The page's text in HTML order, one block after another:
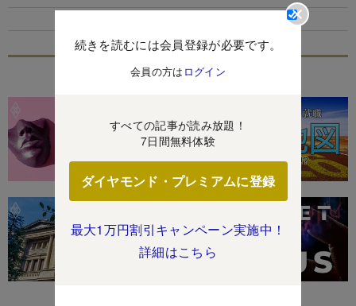
続きを読むには会員登録が必要です。
会員の方は ログイン
すべての記事が読み放題！
7日間無料体験
ダイヤモンド・プレミアムに登録
最大1万円割引キャンペーン実施中！
詳細はこちら
特集